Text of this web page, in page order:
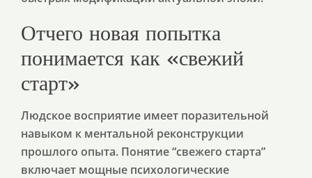
Отчего новая попытка
понимается как «свежий
старт»
Людское восприятие имеет поразительной
навыком к ментальной реконструкции
прошлого опыта. Понятие “свежего старта”
включает мощные психологические